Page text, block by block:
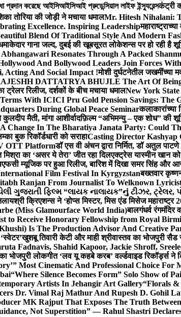
করেছে আইসিআইসিআই প্রুডেন্সিয়াল লাইফ ইন্স্যুরেন্সकंट्री
तोरिया की जोड़ी ने मचाया धमालMr. Hitesh Nihalani:
Excellence. Inspiring Leadership
Blend Of Traditional Style And Modern
धमाकेदार गाना जल्द, दुबई की खूबसूरत लोकेशन्स पर हो रही है
Abhangawari Resonates Through A Packed
And Bollywood Leaders Join Forces
And Social Impact !मोशी दुर्घटनेतील जखमींच्या
DATTATRYA BHUJLE The Art Of
ट्रेलर रिलीज, दर्शकों के बीच मचाया धमालNew York
With ICICI Pru Gold Pension Savings: The
During Global Peace Seminarकलाकारांच्या
मैती, मांगा आशीर्वादफ़िल्म “अभिमन्यु – एक शोध” की
Change In The Bharatiya Janata Party: Could
बुक रिकॉर्डधारी को सराहाCasting Director Kashyap
OTT Platformडॉ एस वी अंचन द्वारा निर्मित, डॉ अतुल
का ‘असर ये तेरा’ जीत रहा दिलएक्ट्रेस यास्मीन खान को
म्यूजिक पर हुआ रिलीज, बारिश में दिखा समर सिंह और
Film Festival In Kyrgyzstanबख्तवार
Ranjan From Journalist To Welknown
ગુજરાતી ફિલ્મ “લાયક નાલાયક”નું ટીઝર, ટ્રેલર,
क्रिएशन्स ने ‘होप्स मिस्टर, मिस एंड मिसेज
(Miss Glamourface World India)बालगंधर्व रंगमंदिर
to Receive Honorary Fellowship from Royal
Is The Production Advisor And Creative
खुशबू तिवारी केटी और माही श्रीवास्तव का भोजपुरी सैड
Fadnavis, Shahid Kapoor, Jackie Shroff,
भोजपुरी लोकगीत ‘लव यू कहबे करब’ वर्ल्डवाइड रिकॉर्ड्स ने
Most Cinematic And Professional Choice For
“Where Silence Becomes Form” Solo Show of
Artists In Jehangir Art Gallery“Florals &
Dr. Vimal Raj Mathur And Rupesh D. Gohil
MK Rajput That Exposes The Truth
Not Superstition” — Rahul Shastri